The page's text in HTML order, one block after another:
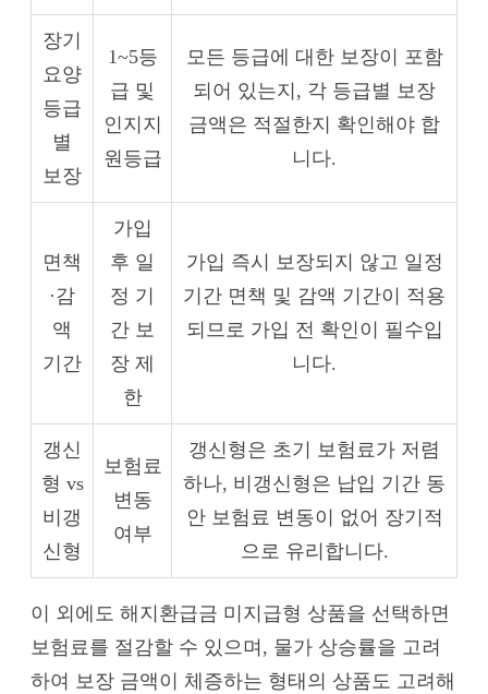
장기
요양
등급
별
보장
1~5등
급 및
인지지
원등급
모든 등급에 대한 보장이 포함
되어 있는지, 각 등급별 보장
금액은 적절한지 확인해야 합
니다.
면책
·감
액
기간
가입
후 일
정 기
간 보
장 제
한
가입 즉시 보장되지 않고 일정
기간 면책 및 감액 기간이 적용
되므로 가입 전 확인이 필수입
니다.
갱신
형 vs
비갱
신형
보험료
변동
여부
갱신형은 초기 보험료가 저렴
하나, 비갱신형은 납입 기간 동
안 보험료 변동이 없어 장기적
으로 유리합니다.
이 외에도 해지환급금 미지급형 상품을 선택하면
보험료를 절감할 수 있으며, 물가 상승률을 고려
하여 보장 금액이 체증하는 형태의 상품도 고려해